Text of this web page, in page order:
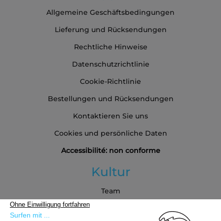
Allgemeine Geschäftsbedingungen
Lieferung und Rücksendungen
Rechtliche Hinweise
Datenschutzrichtlinie
Cookie-Richtlinie
Bestellungen und Rücksendungen
Kontaktieren Sie uns
Cookies und persönliche Daten
Accessibilité: non conforme
Kultur
Team